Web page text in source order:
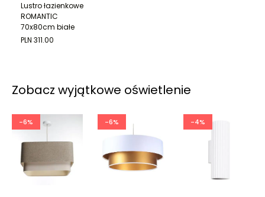
PLN 311.00
Lustro łazienkowe
ROMANTIC
70x80cm białe
Zobacz wyjątkowe oświetlenie
-6% -6% -4%